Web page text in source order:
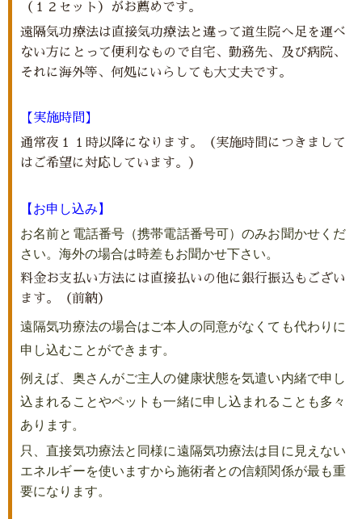
（１２セット）がお薦めです。
遠隔気功療法は直接気功療法と違って道生院へ足を運べ
ない方にとって便利なもので自宅、勤務先、及び病院、
それに海外等、何処にいらしても大丈夫です。
【実施時間】
通常夜１１時以降になります。（実施時間につきまして
はご希望に対応しています。）
【お申し込み】
お名前と電話番号（携帯電話番号可）のみお聞かせくだ
さい。 海外の場合は時差もお聞かせ下さい。
料金お支払い方法には直接払いの他に銀行振込もござい
ます。（前納）
遠隔気功療法の場合はご本人の同意がなくても代わりに
申し込むことができます。
例えば、奥さんがご主人の健康状態を気遣い内緒で申し
込まれることやペットも一緒に申し込まれることも多々
あります。
只、直接気功療法と同様に遠隔気功療法は目 に見えない
エネルギーを使いますから施術者との信頼関係が最も重
要になります。